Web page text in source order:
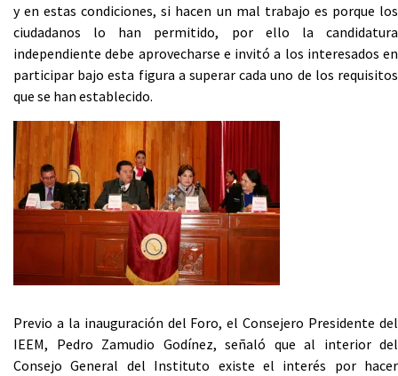
y en estas condiciones, si hacen un mal trabajo es porque los
ciudadanos lo han permitido, por ello la candidatura
independiente debe aprovecharse e invitó a los interesados en
participar bajo esta figura a superar cada uno de los requisitos
que se han establecido.
Previo a la inauguración del Foro, el Consejero Presidente del
IEEM, Pedro Zamudio Godínez, señaló que al interior del
Consejo General del Instituto existe el interés por hacer